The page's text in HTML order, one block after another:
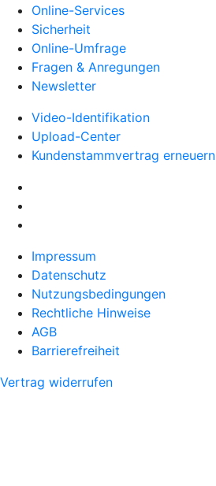
Online-Services
Sicherheit
Online-Umfrage
Fragen & Anregungen
Newsletter
Video-Identifikation
Upload-Center
Kundenstammvertrag erneuern
Impressum
Datenschutz
Nutzungsbedingungen
Rechtliche Hinweise
AGB
Barrierefreiheit
Vertrag widerrufen